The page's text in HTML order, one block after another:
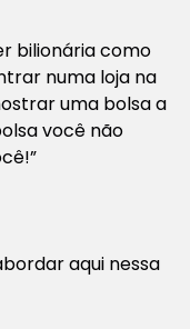
bilionária como
numa loja na
uma bolsa a
você não
aqui nessa